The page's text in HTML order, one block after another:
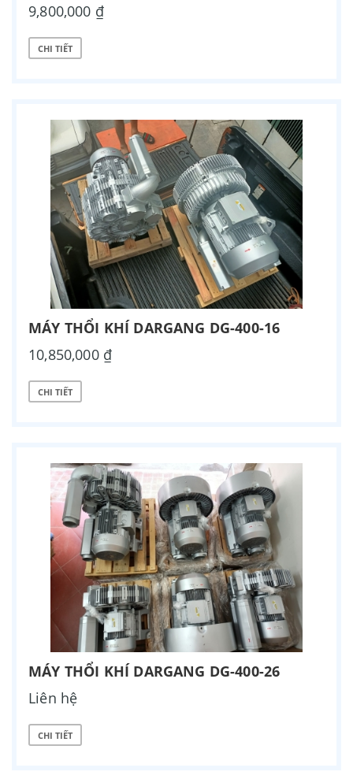
9,800,000 ₫
CHI TIẾT
MÁY THỔI KHÍ DARGANG DG-400-16
10,850,000 ₫
CHI TIẾT
MÁY THỔI KHÍ DARGANG DG-400-26
Liên hệ
CHI TIẾT